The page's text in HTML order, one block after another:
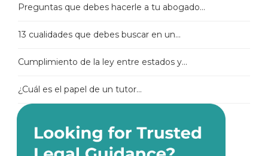
Preguntas que debes hacerle a tu abogado...
13 cualidades que debes buscar en un...
Cumplimiento de la ley entre estados y...
¿Cuál es el papel de un tutor...